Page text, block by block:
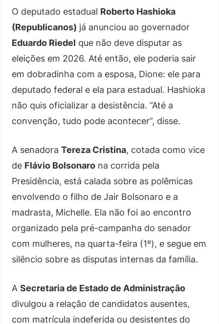
O deputado estadual Roberto Hashioka
(Republicanos) já anunciou ao governador
Eduardo Riedel que não deve disputar as
eleições em 2026. Até então, ele poderia sair
em dobradinha com a esposa, Dione: ele para
deputado federal e ela para estadual. Hashioka
não quis oficializar a desistência. “Até a
convenção, tudo pode acontecer”, disse.
A senadora Tereza Cristina, cotada como vice
de Flávio Bolsonaro na corrida pela
Presidência, está calada sobre as polêmicas
envolvendo o filho de Jair Bolsonaro e a
madrasta, Michelle. Ela não foi ao encontro
organizado pela pré-campanha do senador
com mulheres, na quarta-feira (1º), e segue em
silêncio sobre as disputas internas da família.
A Secretaria de Estado de Administração
divulgou a relação de candidatos ausentes,
com matrícula indeferida ou desistentes do